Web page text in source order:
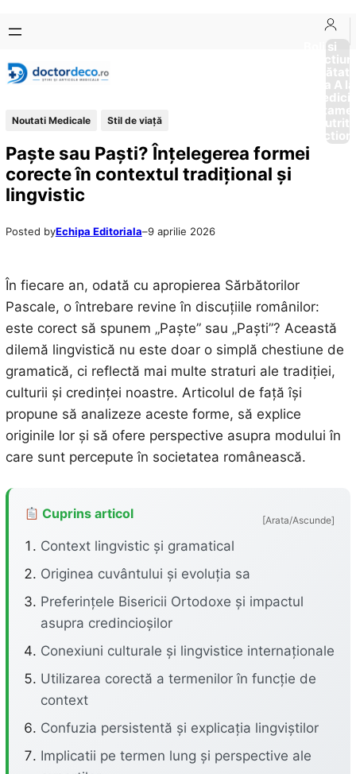
conținut
content
Boli si
Afectiuni
Sănătate
de la A
Noutati Medicale Stil de viaţă
Paște sau Paști? Înțelegerea formei
corecte în contextul tradițional și
lingvistic
Posted byEchipa Editoriala–9 aprilie 2026
În fiecare an, odată cu apropierea Sărbătorilor
Pascale, o întrebare revine în discuțiile românilor:
este corect să spunem „Paște” sau „Paști”? Această
dilemă lingvistică nu este doar o simplă chestiune de
gramatică, ci reflectă mai multe straturi ale tradiției,
culturii și credinței noastre. Articolul de față își
propune să analizeze aceste forme, să explice
originile lor și să ofere perspective asupra modului în
care sunt percepute în societatea românească.
Cuprins articol [Arata/Ascunde]
Context lingvistic și gramatical
Originea cuvântului și evoluția sa
Preferințele Bisericii Ortodoxe și impactul
asupra credincioșilor
Conexiuni culturale și lingvistice internaționale
Utilizarea corectă a termenilor în funcție de
context
Confuzia persistentă și explicația lingviștilor
Implicatii pe termen lung și perspective ale